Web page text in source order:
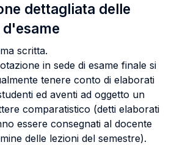
dettagliata delle
scritta.
in sede di esame finale si
tenere conto di elaborati
ed aventi ad oggetto un
comparatistico (detti elaborati
essere consegnati al docente
delle lezioni del semestre).